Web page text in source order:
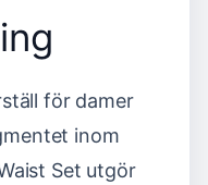
för damer
inom
Set utgör